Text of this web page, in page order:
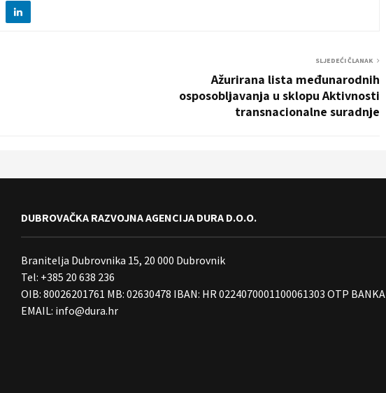
SLJEDEĆI ČLANAK
Ažurirana lista međunarodnih
osposobljavanja u sklopu Aktivnosti
transnacionalne suradnje
DUBROVAČKA RAZVOJNA AGENCIJA DURA D.O.O.
Branitelja Dubrovnika 15, 20 000 Dubrovnik
Tel: +385 20 638 236
OIB: 80026201761 MB: 02630478 IBAN: HR 0224070001100061303 OTP BANKA
EMAIL: info@dura.hr